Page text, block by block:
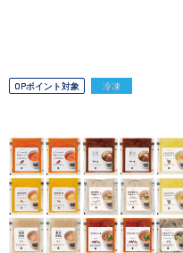
OPポイント対象 冷凍